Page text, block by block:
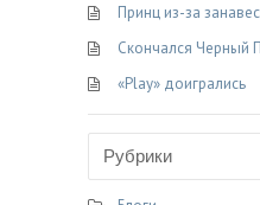
Принц из-за
Скончался Черный
«Play» доигрались